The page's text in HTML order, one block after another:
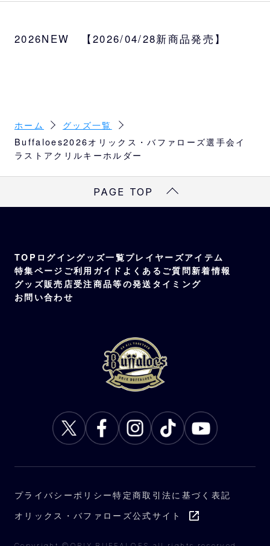
ッズが登場！
7×H0.6cm
種類
会長（若月）、副会長（山田）、副会長（頓
宮）、会長補佐（渡部）、会計・書記（太
2026NEW 【2026/04/28新商品発売】
ホーム
グッズ一覧
Buffaloes2026オリックス・バファローズ選手会イ
ラストアクリルキーホルダー
PAGE TOP
TOP ログイングッズ一覧プレイヤーズアイテム
特集ページ ご利用ガイド よくあるご質問新着情報
グッズ販売店受注商品等の発送タイミング
お問い合わせ
プライバシーポリシー特定商取引法に基づく表記
オリックス・バファローズ公式サイト